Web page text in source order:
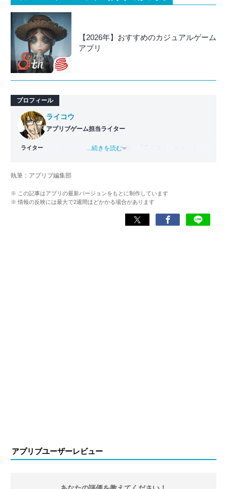
【2026年】おすすめのカジュアルゲーム
アプリ
プロフィール
ライター
ライコウ
アプリブゲーム担当ライター
バンタンゲームアカデミー 出身。「広く深く」をモットー
ゲームだけでも1,000本以上。ゲーム開発者を目指した経験
くして面白さを引き出し、人々に伝えるためゲームライタ
ーへと転向。
複数のゲームメディアの立ち上げや運営に携わるほか、ゲ
...続きを読む
執筆：アプリブ編集部
※ この記事はアプリの最新バージョンをもとに制作しています
※ 情報の反映には最大で2週間ほどかかる場合があります
アプリブユーザーレビュー